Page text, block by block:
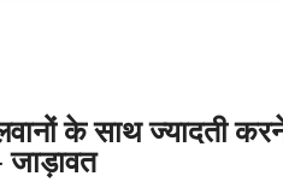
के साथ ज्यादती करने
जाड़ावत